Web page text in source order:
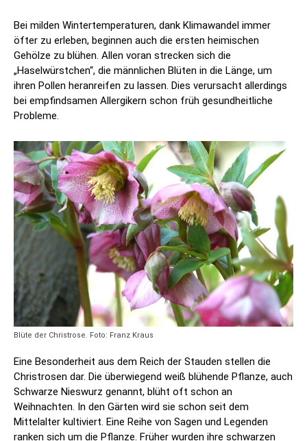
Bei milden Wintertemperaturen, dank Klimawandel immer
öfter zu erleben, beginnen auch die ersten heimischen
Gehölze zu blühen. Allen voran strecken sich die
„Haselwürstchen“, die männlichen Blüten in die Länge, um
ihren Pollen heranreifen zu lassen. Dies verursacht allerdings
bei empfindsamen Allergikern schon früh gesundheitliche
Probleme.
Blüte der Christrose. Foto: Franz Kraus
Eine Besonderheit aus dem Reich der Stauden stellen die
Christrosen dar. Die überwiegend weiß blühende Pflanze, auch
Schwarze Nieswurz genannt, blüht oft schon an
Weihnachten. In den Gärten wird sie schon seit dem
Mittelalter kultiviert. Eine Reihe von Sagen und Legenden
ranken sich um die Pflanze. Früher wurden ihre schwarzen